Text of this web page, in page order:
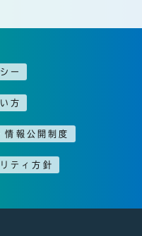
ー
方
情報公開制度
ティ方針